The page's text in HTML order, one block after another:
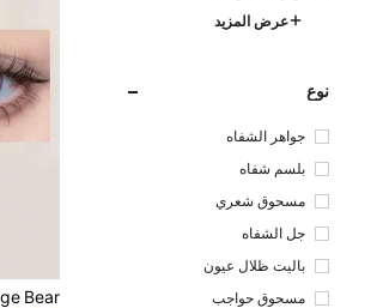
عرض المزيد
نوع
جواهر الشفاه
بلسم شفاه
مسحوق شعري
جل الشفاه
باليت ظلال عيون
مسحوق حواجب
1.5K+ مستخدم قام بإعادة الشراء